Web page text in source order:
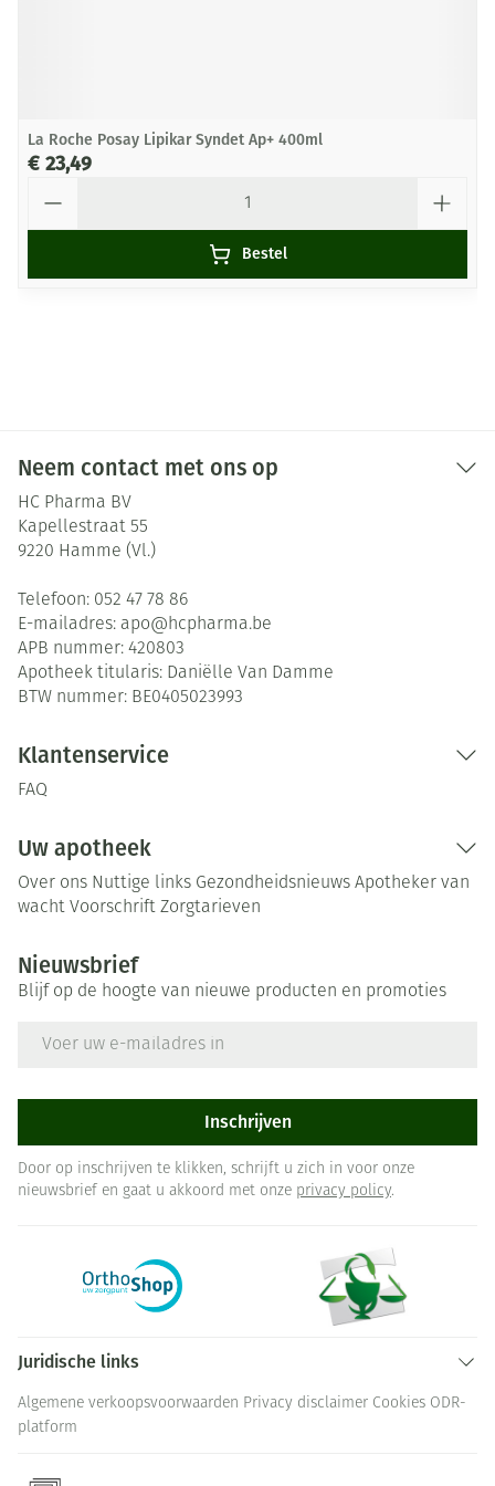
La Roche Posay Lipikar Syndet Ap+ 400ml
€ 23,49
Bestel
Neem contact met ons op
HC Pharma BV
Kapellestraat 55
9220 Hamme (Vl.)
Telefoon: 052 47 78 86
E-mailadres: apo@hcpharma.be
APB nummer: 420803
Apotheek titularis: Daniëlle Van Damme
BTW nummer: BE0405023993
Klantenservice
FAQ
Uw apotheek
Over ons Nuttige links Gezondheidsnieuws Apotheker van
wacht Voorschrift Zorgtarieven
Nieuwsbrief
Blijf op de hoogte van nieuwe producten en promoties
Inschrijven
Door op inschrijven te klikken, schrijft u zich in voor onze
nieuwsbrief en gaat u akkoord met onze privacy policy.
Juridische links
Algemene verkoopsvoorwaarden Privacy disclaimer Cookies ODR-
platform